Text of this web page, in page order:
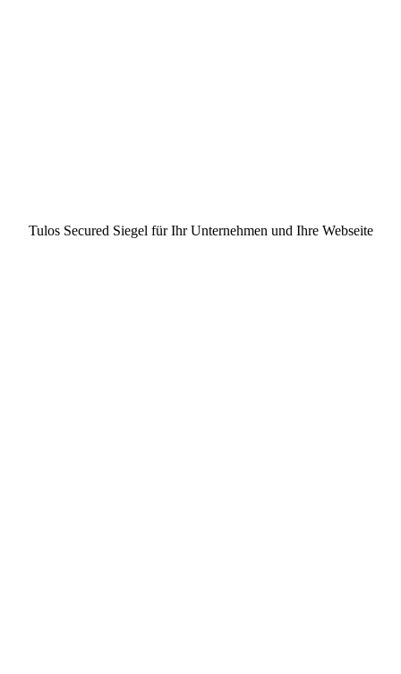
Tulos Secured Siegel fürIhr Unternehmen und Ihre Webseite